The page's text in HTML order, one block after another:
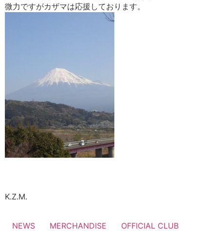
微力ですがカザマは応援しております。
K.Z.M.
NEWS MERCHANDISE OFFICIAL CLUB